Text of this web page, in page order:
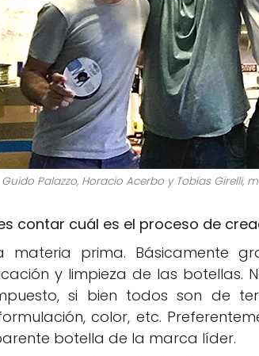
Guido Palazzo, Horacio Acerbo y Tobías Girelli,
contar cuál es el proceso de
materia prima. Básicamente
y limpieza de las botellas.
si bien todos son de
color, etc.
botella de la marca líder.